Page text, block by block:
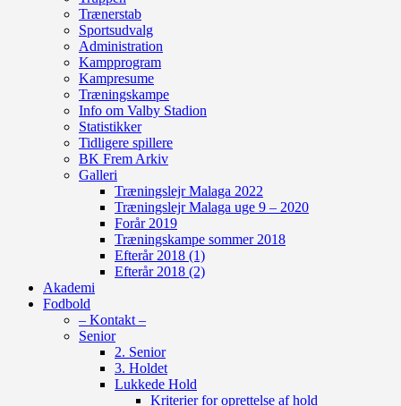
Trænerstab
Sportsudvalg
Administration
Kampprogram
Kampresume
Træningskampe
Info om Valby Stadion
Statistikker
Tidligere spillere
BK Frem Arkiv
Galleri
Træningslejr Malaga 2022
Træningslejr Malaga uge 9 – 2020
Forår 2019
Træningskampe sommer 2018
Efterår 2018 (1)
Efterår 2018 (2)
Akademi
Fodbold
– Kontakt –
Senior
2. Senior
3. Holdet
Lukkede Hold
Kriterier for oprettelse af hold